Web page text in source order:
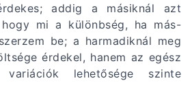
addig a másiknál azt
hogy mi a különbség, ha más-
be; a harmadiknál meg
érdekel, hanem az egész
lehetősége szinte